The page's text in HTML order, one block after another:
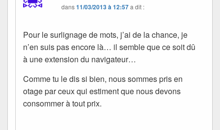
dans11/03/2013 à 12:57a dit :
Pour le surlignage de mots, j’ai de la chance, je
n’en suis pas encore là… il semble que ce soit dû
à une extension du navigateur…
Comme tu le dis si bien, nous sommes pris en
otage par ceux qui estiment que nous devons
consommer à tout prix.